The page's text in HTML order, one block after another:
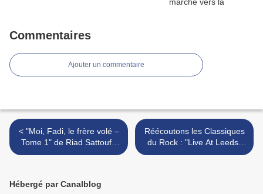
Commentaires
Ajouter un commentaire
< "Moi, Fadi, le frère volé –
Tome 1" de Riad Sattouf :
l’histoire racontée par le
Réécoutons les Classiques
du Rock : "Live At Leeds"
de The Who (1970) >
Hébergé par Canalblog